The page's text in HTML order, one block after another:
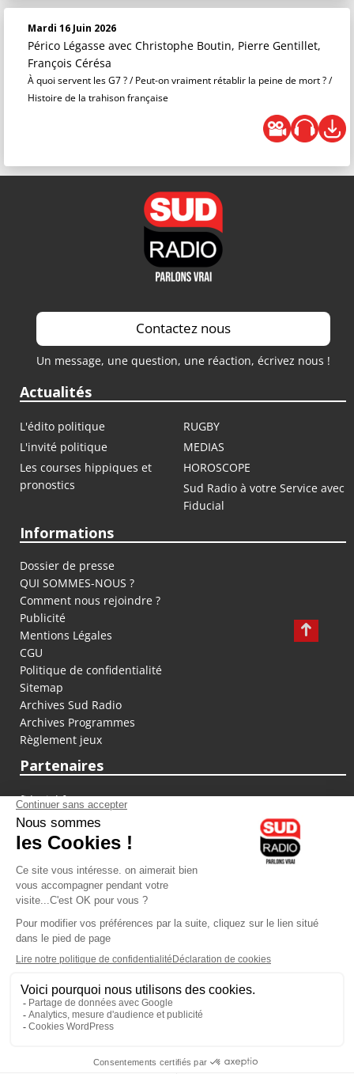
Mardi 16 Juin 2026
Périco Légasse avec Christophe Boutin, Pierre Gentillet,
François Cérésa
À quoi servent les G7 ? / Peut-on vraiment rétablir la peine de mort ? /
Histoire de la trahison française
Contactez nous
Un message, une question, une réaction, écrivez nous !
Actualités
L'édito politique
RUGBY
L'invité politique
MEDIAS
Les courses hippiques et
pronostics
HOROSCOPE
Sud Radio à votre Service avec
Fiducial
Informations
Dossier de presse
QUI SOMMES-NOUS ?
Comment nous rejoindre ?
Publicité
Mentions Légales
CGU
Politique de confidentialité
Sitemap
Archives Sud Radio
Archives Programmes
Règlement jeux
Partenaires
fiducial.fr
lyoncapitale.fr
olympique-et-lyonnais.com
L'application Iphone / Android
Téléchargez l'application
Les cookies
Gestion des cookies
Crédit photos : ©Sud Radio / Pierre Olivier